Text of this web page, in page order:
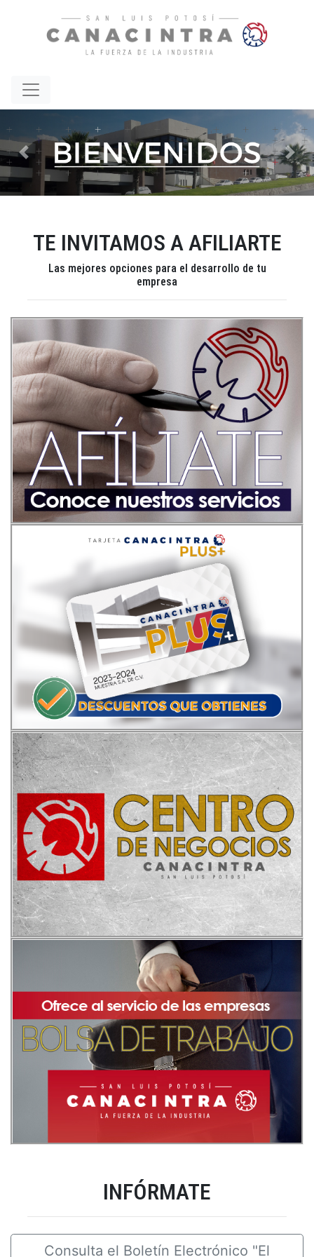
Previous Next
TE INVITAMOS A AFILIARTE
Las mejores opciones para el desarrollo de tu
empresa
INFÓRMATE
Consulta el Boletín Electrónico "El